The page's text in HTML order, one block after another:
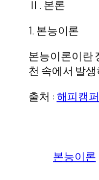
Ⅱ. 본론
1. 본능이론
본능이론이란
천 속에서 발
출처 : 해피캠
본능이론